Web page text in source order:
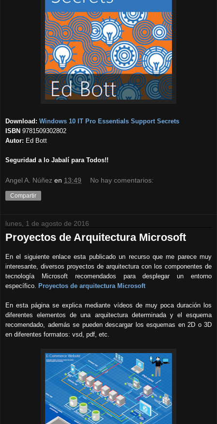
Download: Windows 10 IT Pro Essentials Support Secrets
ISBN 9781509302802
Autor: Ed Bott
Seguridad a lo Jabalí para Todos!!
Angel A. Núñez en 13:49 No hay comentarios:
Compartir
lunes, 1 de agosto de 2016
Proyectos de Arquitectura Microsoft
En el siguiente enlace esta publicado un recurso que me parece muy
interesante, diversos proyectos de arquitectura con los componentes de
tecnología Microsoft recomendados para desplegar un entorno
específico. Proyectos de arquitectura Microsoft
En esta página se explica mediante vídeos de muy poca duración los
diferentes elementos de una arquitectura determinada y el esquema
recomendado, además se pueden descargar los esquemas en 2D o 3D
en diferentes formatos: vsd, pdf, etc.